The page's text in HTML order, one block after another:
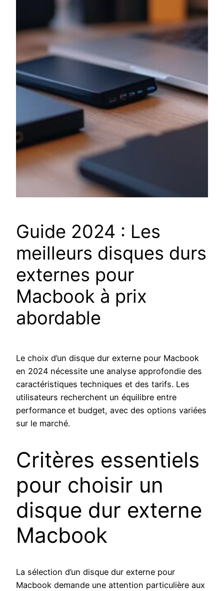
Guide 2024 : Les
meilleurs disques durs
externes pour
Macbook à prix
abordable
Le choix d’un disque dur externe pour Macbook
en 2024 nécessite une analyse approfondie des
caractéristiques techniques et des tarifs. Les
utilisateurs recherchent un équilibre entre
performance et budget, avec des options variées
sur le marché.
Critères essentiels
pour choisir un
disque dur externe
Macbook
La sélection d’un disque dur externe pour
Macbook demande une attention particulière aux